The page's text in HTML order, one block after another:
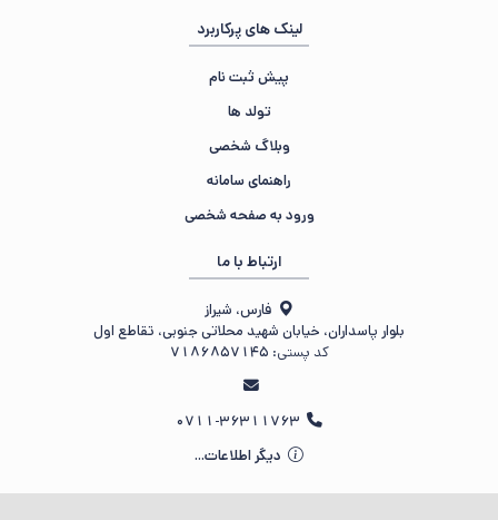
لینک های پرکاربرد
پیش ثبت نام
تولد ها
وبلاگ شخصی
راهنمای سامانه
ورود به صفحه شخصی
ارتباط با ما
فارس، شیراز
بلوار پاسداران، خیابان شهید محلاتی جنوبی، تقاطع اول
کد پستی:
0711-36311763
دیگر اطلاعات...